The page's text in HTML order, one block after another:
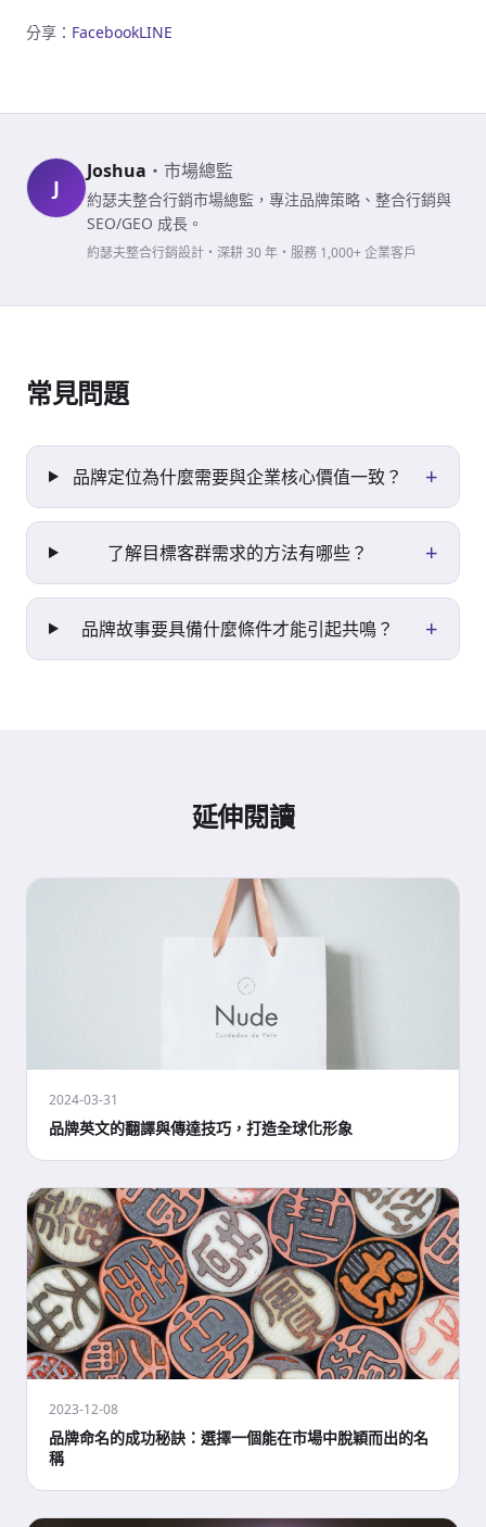
分享： FacebookLINE
J
Joshua ・ 市場總監
約瑟夫整合行銷市場總監，專注品牌策略、整合行銷與
SEO/GEO 成長。
約瑟夫整合行銷設計・深耕 30 年・服務 1,000+ 企業客戶
常見問題
品牌定位為什麼需要與企業核心價值一致？ +
了解目標客群需求的方法有哪些？ +
品牌故事要具備什麼條件才能引起共鳴？ +
延伸閱讀
2024-03-31
品牌英文的翻譯與傳達技巧，打造全球化形象
2023-12-08
品牌命名的成功秘訣：選擇一個能在市場中脫穎而出的名
稱